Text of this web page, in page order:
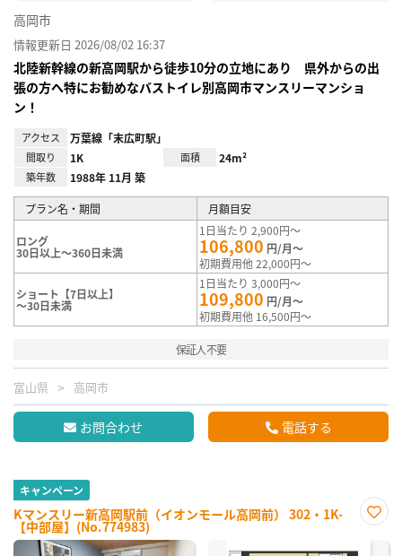
高岡市
情報更新日 2026/08/02 16:37
北陸新幹線の新高岡駅から徒歩10分の立地にあり 県外からの出
張の方へ特にお勧めなバストイレ別高岡市マンスリーマンショ
ン！
アクセス 万葉線「末広町駅」
間取り 1K 面積 24m²
築年数 1988年 11月 築
プラン名・期間 月額目安
ロング
30日以上～360日未満
1日当たり 2,900円～
106,800 円/月～
初期費用他 22,000円～
ショート【7日以上】
～30日未満
1日当たり 3,000円～
109,800 円/月～
初期費用他 16,500円～
保証人不要
富山県 高岡市
お問合わせ 電話する
キャンペーン
Kマンスリー新高岡駅前（イオンモール高岡前） 302・1K-
【中部屋】(No.774983)
に入